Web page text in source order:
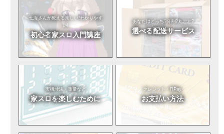
七海さんが教える楽しい!わかりやす
い!
初心者家スロ入門講座
あなたはどっち?分割?丸ごと?
選べる配送サービス
実機寸法・重量など
家スロを楽しむために
クレジット・RPay
お支払い方法